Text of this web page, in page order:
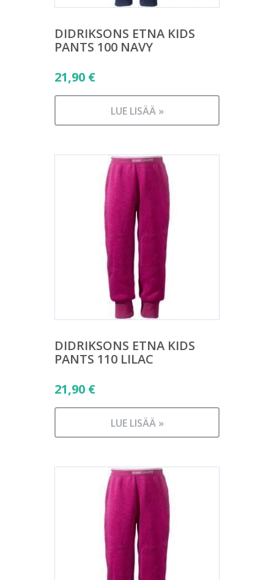
DIDRIKSONS ETNA KIDS
PANTS 100 NAVY
21,90 €
LUE LISÄÄ »
DIDRIKSONS ETNA KIDS
PANTS 110 LILAC
21,90 €
LUE LISÄÄ »